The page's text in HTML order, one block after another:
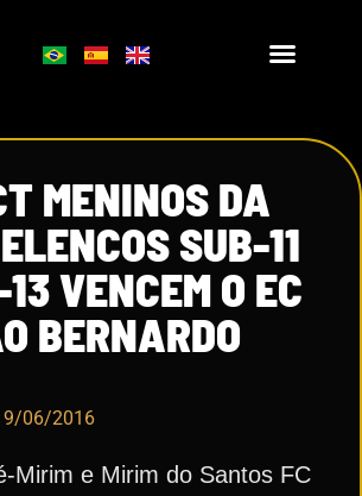
MENINOS DA
SUB-11
VENCEM O EC
BERNARDO
06/2016
Mirim e Mirim do Santos FC